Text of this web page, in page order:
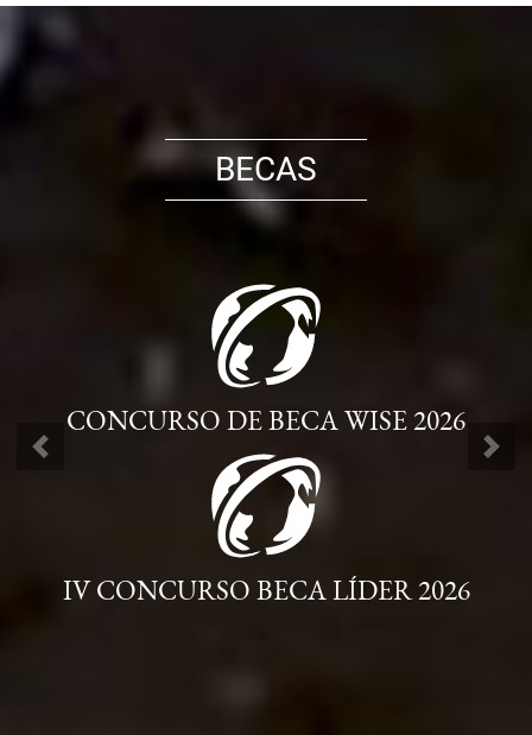
BECAS
CONCURSO DE BECA WISE 2026
IV CONCURSO BECA LÍDER 2026
ANTERIOR